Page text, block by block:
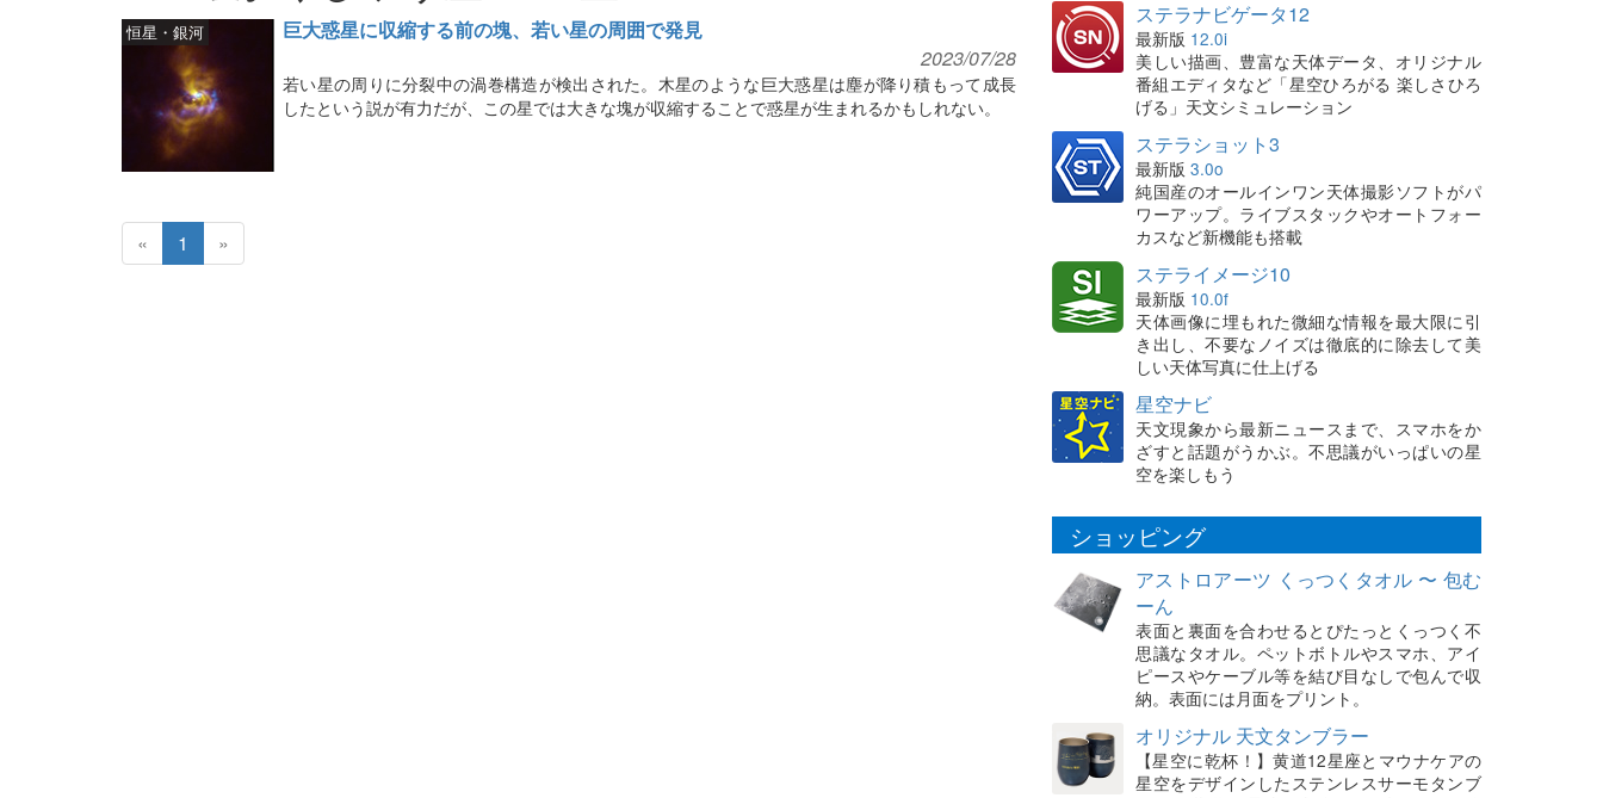
巨大惑星に収縮する前の塊、若い星の周囲で発見
恒星・銀河
2023/07/28
若い星の周りに分裂中の渦巻構造が検出された。木星のような巨大惑星は塵が降り積もって成長
したという説が有力だが、この星では大きな塊が収縮することで惑星が生まれるかもしれない。
« 1 »
ステラナビゲータ12
最新版 12.0i
美しい描画、豊富な天体データ、オリジナル
番組エディタなど「星空ひろがる 楽しさひろ
げる」天文シミュレーション
ステラショット3
最新版 3.0o
純国産のオールインワン天体撮影ソフトがパ
ワーアップ。ライブスタックやオートフォー
カスなど新機能も搭載
ステライメージ10
最新版 10.0f
天体画像に埋もれた微細な情報を最大限に引
き出し、不要なノイズは徹底的に除去して美
しい天体写真に仕上げる
星空ナビ
天文現象から最新ニュースまで、スマホをか
ざすと話題がうかぶ。不思議がいっぱいの星
空を楽しもう
ショッピング
アストロアーツ くっつくタオル 〜 包む
ーん
表面と裏面を合わせるとぴたっとくっつく不
思議なタオル。ペットボトルやスマホ、アイ
ピースやケーブル等を結び目なしで包んで収
納。表面には月面をプリント。
オリジナル 天文タンブラー
【星空に乾杯！】黄道12星座とマウナケアの
星空をデザインしたステンレスサーモタンブ